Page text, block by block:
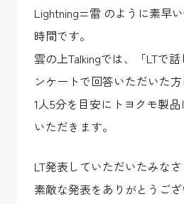
Lightning=雷 のように素早
時間です。
雲の上Talkingでは、「LTで
ンケートで回答いただいた方
1人5分を目安にトヨクモ製
いただきます。
LT発表していただいたみな
素敵な発表をありがとうござ